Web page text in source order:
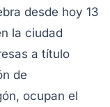
desde hoy 13
la ciudad
a título
de
ocupan el